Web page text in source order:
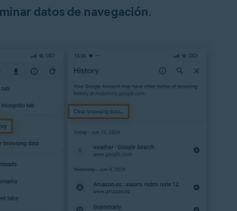
datos de navegación.